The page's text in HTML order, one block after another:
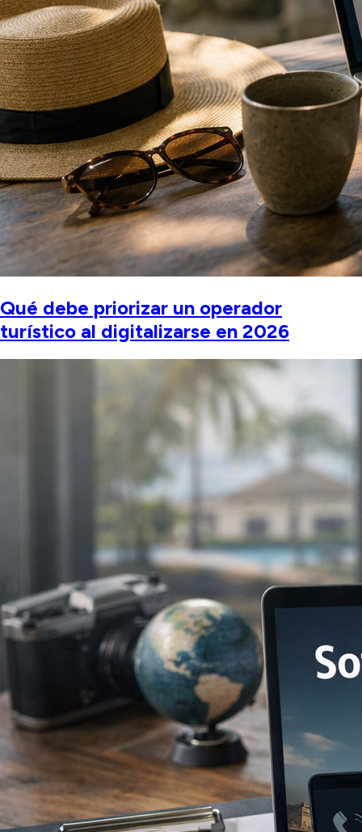
Qué debe priorizar un operador
turístico al digitalizarse en 2026